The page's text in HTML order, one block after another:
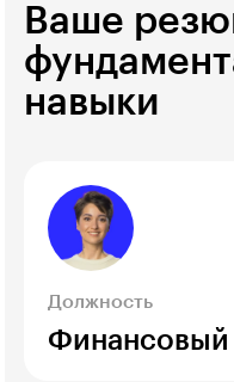
Ваше
навыки
Должность
Финансовый